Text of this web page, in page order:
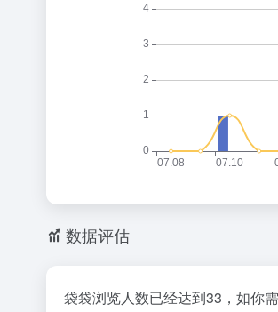
数据评估
袋袋浏览人数已经达到33，如你